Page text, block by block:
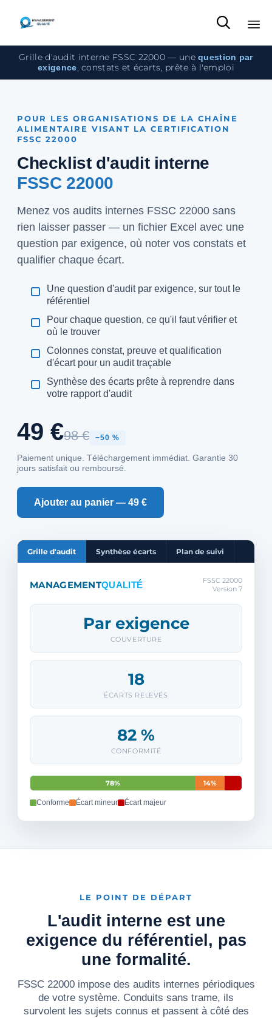

Grille d'audit interne FSSC 22000 — unequestion par
exigence , constats et écarts, prête à l'emploi
POUR LES ORGANISATIONS DE LA CHAÎNE
ALIMENTAIRE VISANT LA CERTIFICATION
FSSC 22000
Checklist d'audit interne
FSSC 22000
Menez vos audits internes FSSC 22000 sans
rien laisser passer — un fichier Excel avec une
question par exigence, où noter vos constats et
qualifier chaque écart.
Une question d'audit par exigence, sur tout le
référentiel
Pour chaque question, ce qu'il faut vérifier et
où le trouver
Colonnes constat, preuve et qualification
d'écart pour un audit traçable
Synthèse des écarts prête à reprendre dans
votre rapport d'audit
49 €98 € −50 %
Paiement unique. Téléchargement immédiat. Garantie 30
jours satisfait ou remboursé.
Ajouter au panier — 49 €
Grille d'audit Synthèse écarts Plan de suivi
MANAGEMENTQUALITÉ
FSSC 22000
Version 7
Par exigence
COUVERTURE
18
ÉCARTS RELEVÉS
82 %
CONFORMITÉ
78% 14%
Conforme Écart mineur Écart majeur
LE POINT DE DÉPART
L'audit interne est une
exigence du référentiel, pas
une formalité.
FSSC 22000 impose des audits internes périodiques
de votre système. Conduits sans trame, ils
survolent les sujets connus et passent à côté des